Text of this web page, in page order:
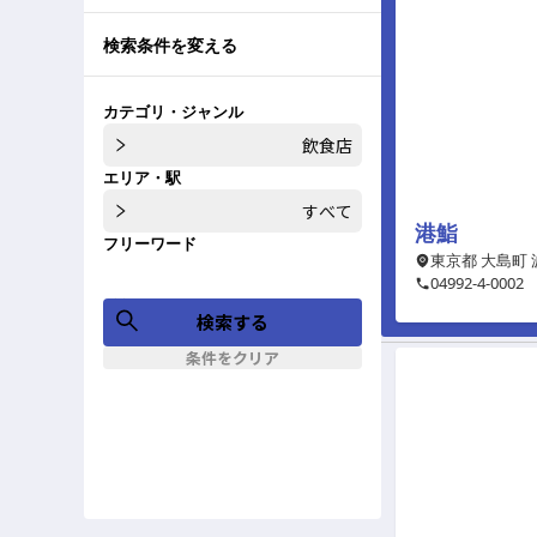
検索条件を変える
カテゴリ・ジャンル
飲食店
エリア・駅
すべて
フリーワード
検索する
条件をクリア
港鮨
東京都 大島町
04992-4-0002